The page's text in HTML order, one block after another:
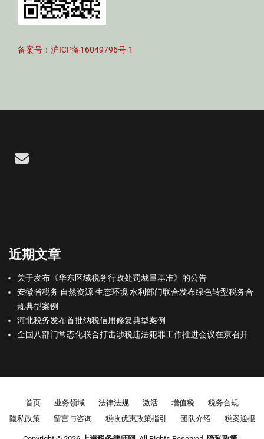
备案号：沪ICP备16049796号-1
Email
近期文章
关于发布《华东区域税务行政处罚裁量基准》的公告
安徽省税务 自然资源 生态环境 水利部门联合发布绿色转型税务合
规典型案例
河北税务发布首批纳税信用修复典型案例
全国八部门常态化联合打击涉税违法犯罪工作推进会议在京召开
Footer menu
首页 业务领域 法律法规 激活 增值税
税务合规
隐私政策
留言与咨询 税收优惠政策指引 团队介绍 税案通报